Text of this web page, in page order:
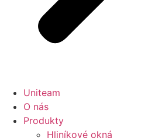
Uniteam
O nás
Produkty
Hliníkové okná